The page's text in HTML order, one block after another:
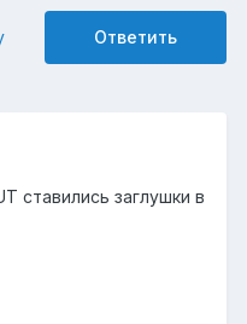
Ответить
ставились заглушки в